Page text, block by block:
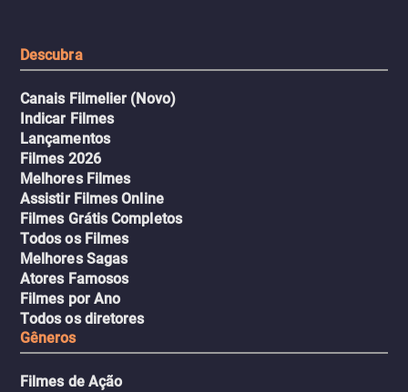
Descubra
Canais Filmelier (Novo)
Indicar Filmes
Lançamentos
Filmes 2026
Melhores Filmes
Assistir Filmes Online
Filmes Grátis Completos
Todos os Filmes
Melhores Sagas
Atores Famosos
Filmes por Ano
Todos os diretores
Gêneros
Filmes de Ação